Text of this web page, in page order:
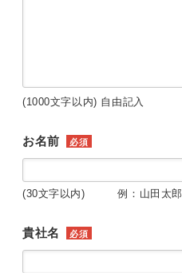
(1000文字以内) 自由記入
お名前 必須
(30文字以内) 例：山田太郎
貴社名 必須